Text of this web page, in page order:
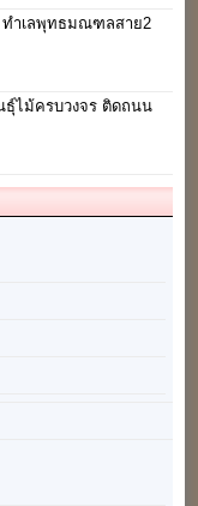
ทำเลพุทธมณฑลสาย2
ธุ์ไม้ครบวงจร ติดถนน